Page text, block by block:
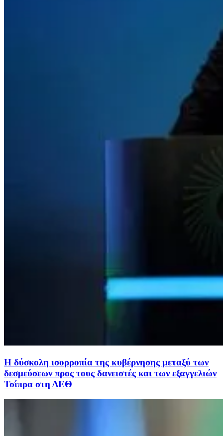
Η δύσκολη ισορροπία της κυβέρνησης μεταξύ των
δεσμεύσεων προς τους δανειστές και των εξαγγελιών
Τσίπρα στη ΔΕΘ